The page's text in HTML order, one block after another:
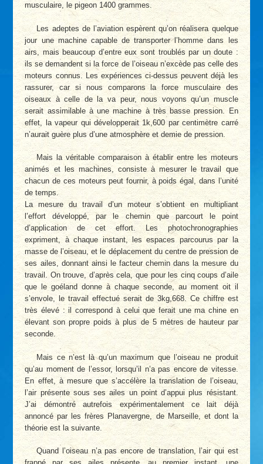
musculaire, le pigeon 1400 grammes.
Les adeptes de l’aviation espèrent qu’on réalisera quelque
jour une machine capable de transporter l’homme dans les
airs, mais beaucoup d’entre eux sont troublés par un doute :
ils se demandent si la force de l’oiseau n’excède pas celle des
moteurs connus. Les expériences ci-dessus peuvent déjà les
rassurer, car si nous comparons la force musculaire des
oiseaux à celle de la va peur, nous voyons qu’un muscle
serait assimilable à une machine à très basse pression. En
effet, la vapeur qui développerait 1k,600 par centimètre carré
n’aurait guère plus d’une atmosphère et demie de pression.
Mais la véritable comparaison à établir entre les moteurs
animés et les machines, consiste à mesurer le travail que
chacun de ces moteurs peut fournir, à poids égal, dans l’unité
de temps.
La mesure du travail d’un moteur s’obtient en multipliant
l’effort développé, par le chemin que parcourt le point
d’application de cet effort. Les photochronographies
expriment, à chaque instant, les espaces parcourus par la
masse de l’oiseau, et le déplacement du centre de pression de
ses ailes, donnant ainsi le facteur chemin dans la mesure du
travail. On trouve, d’après cela, que pour les cinq coups d’aile
que le goéland donne à chaque seconde, au moment oit il
s’envole, le travail effectué serait de 3kg,668. Ce chiffre est
très élevé : il correspond à celui que ferait une ma chine en
élevant son propre poids à plus de 5 mètres de hauteur par
seconde.
Mais ce n’est là qu’un maximum que l’oiseau ne produit
qu’au moment de l’essor, lorsqu’il n’a pas encore de vitesse.
En effet, à mesure que s’accélère la translation de l’oiseau,
l’air présente sous ses ailes un point d’appui plus résistant.
J’ai démontré autrefois expérimentalement ce lait déjà
annoncé par les frères Planavergne, de Marseille, et dont la
théorie est la suivante.
Quand l’oiseau n’a pas encore de translation, l’air qui est